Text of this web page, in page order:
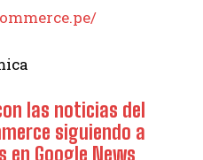
las noticias del
siguiendo a
en Google News